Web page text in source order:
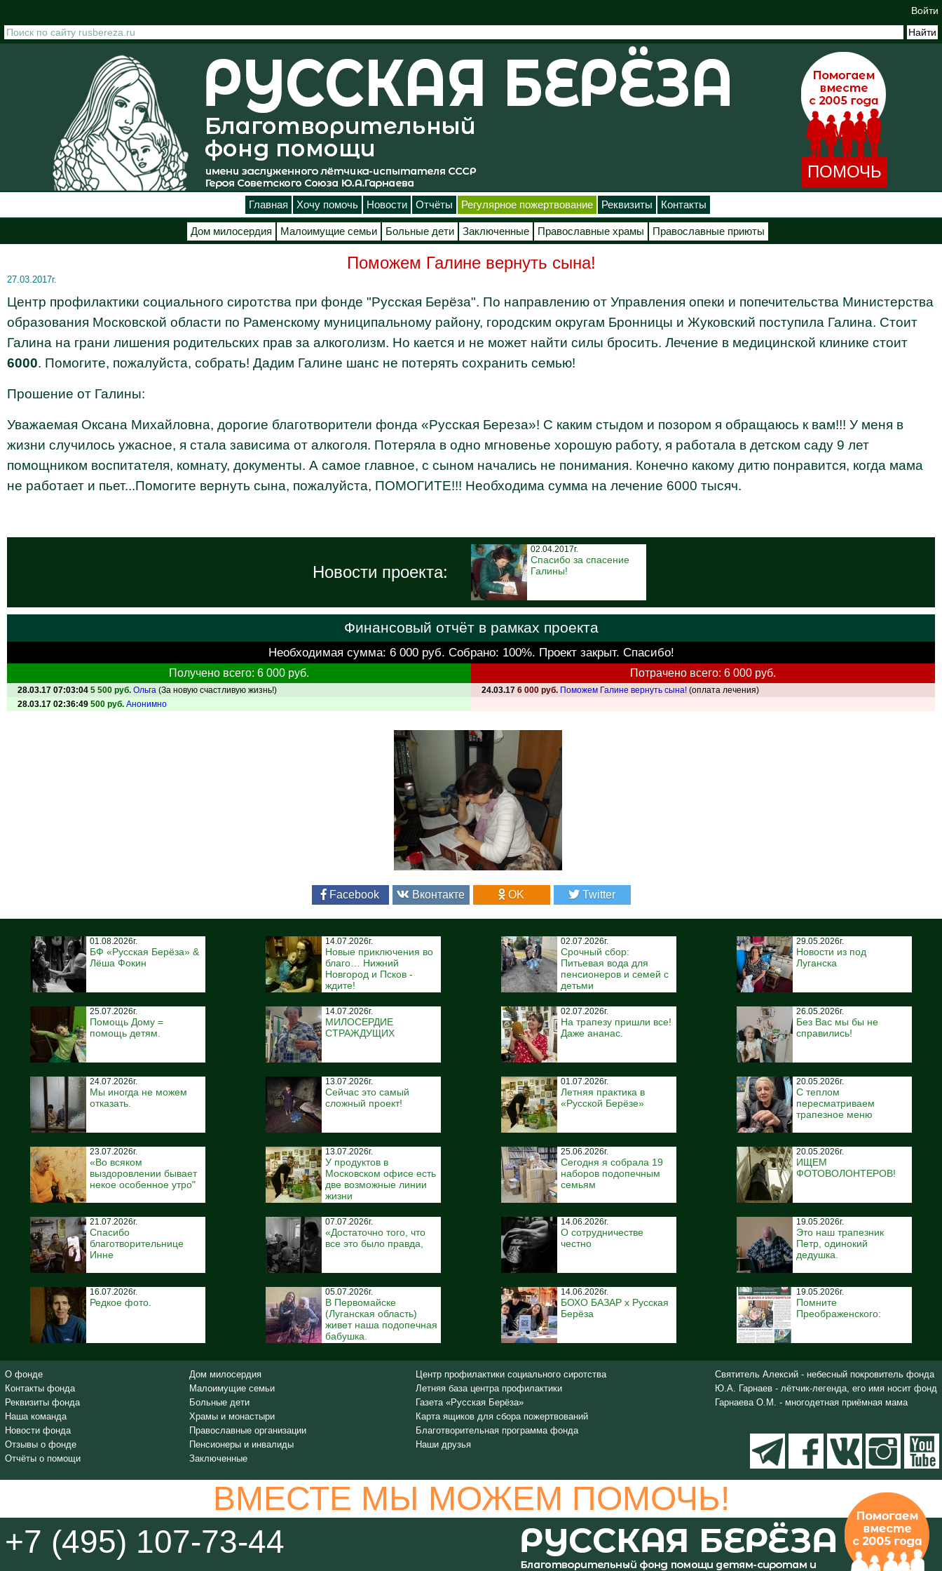
Войти
ПОМОЧЬ
Главная Хочу помочь Новости Отчёты Регулярное пожертвование Реквизиты Контакты
Дом милосердия Малоимущие семьи Больные дети Заключенные Православные храмы Православные приюты
Поможем Галине вернуть сына!
27.03.2017г.
Центр профилактики социального сиротства при фонде "Русская Берёза". По направлению от Управления опеки и попечительства Министерства
образования Московской области по Раменскому муниципальному району, городским округам Бронницы и Жуковский поступила Галина. Стоит
Галина на грани лишения родительских прав за алкоголизм. Но кается и не может найти силы бросить. Лечение в медицинской клинике стоит
6000. Помогите, пожалуйста, собрать! Дадим Галине шанс не потерять сохранить семью!
Прошение от Галины:
Уважаемая Оксана Михайловна, дорогие благотворители фонда «Русская Береза»! С каким стыдом и позором я обращаюсь к вам!!! У меня в
жизни случилось ужасное, я стала зависима от алкоголя. Потеряла в одно мгновенье хорошую работу, я работала в детском саду 9 лет
помощником воспитателя, комнату, документы. А самое главное, с сыном начались не понимания. Конечно какому дитю понравится, когда мама
не работает и пьет...Помогите вернуть сына, пожалуйста, ПОМОГИТЕ!!! Необходима сумма на лечение 6000 тысяч.
Новости проекта:
02.04.2017г.
Спасибо за спасение
Галины!
Финансовый отчёт в рамках проекта
Необходимая сумма: 6 000 руб. Собрано: 100%. Проект закрыт. Спасибо!
Получено всего: 6 000 руб. Потрачено всего: 6 000 руб.
28.03.17 07:03:04 5 500 руб. Ольга (За новую счастливую жизнь!)
28.03.17 02:36:49 500 руб. Анонимно
24.03.17 6 000 руб. Поможем Галине вернуть сына! (оплата лечения)
Facebook Вконтакте OK Twitter
01.08.2026г.
БФ «Русская Берёза» &
Лёша Фокин
25.07.2026г.
Помощь Дому =
помощь детям.
24.07.2026г.
Мы иногда не можем
отказать.
23.07.2026г.
«Во всяком
выздоровлении бывает
некое особенное утро"
21.07.2026г.
Спасибо
благотворительнице
Инне
16.07.2026г.
Редкое фото.
14.07.2026г.
Новые приключения во
благо… Нижний
Новгород и Псков -
ждите!
14.07.2026г.
МИЛОСЕРДИЕ
СТРАЖДУЩИХ
13.07.2026г.
Сейчас это самый
сложный проект!
13.07.2026г.
У продуктов в
Московском офисе есть
две возможные линии
жизни
07.07.2026г.
«Достаточно того, что
все это было правда,
05.07.2026г.
В Первомайске
(Луганская область)
живет наша подопечная
бабушка.
02.07.2026г.
Срочный сбор:
Питьевая вода для
пенсионеров и семей с
детьми
02.07.2026г.
На трапезу пришли все!
Даже ананас.
01.07.2026г.
Летняя практика в
«Русской Берёзе»
25.06.2026г.
Сегодня я собрала 19
наборов подопечным
семьям
14.06.2026г.
О сотрудничестве
честно
14.06.2026г.
БОХО БАЗАР x Русская
Берёза
29.05.2026г.
Новости из под
Луганска
26.05.2026г.
Без Вас мы бы не
справились!
20.05.2026г.
С теплом
пересматриваем
трапезное меню
20.05.2026г.
ИЩЕМ
ФОТОВОЛОНТЕРОВ!
19.05.2026г.
Это наш трапезник
Петр, одинокий
дедушка.
19.05.2026г.
Помните
Преображенского:
О фонде
Контакты фонда
Реквизиты фонда
Наша команда
Новости фонда
Отзывы о фонде
Отчёты о помощи
Дом милосердия
Малоимущие семьи
Больные дети
Храмы и монастыри
Православные организации
Пенсионеры и инвалиды
Заключенные
Центр профилактики социального сиротства
Летняя база центра профилактики
Газета «Русская Берёза»
Карта ящиков для сбора пожертвований
Благотворительная программа фонда
Наши друзья
Святитель Алексий - небесный покровитель фонда
Ю.А. Гарнаев - лётчик-легенда, его имя носит фонд
Гарнаева О.М. - многодетная приёмная мама
+7 (495) 107-73-44
ВМЕСТЕ МЫ МОЖЕМ ПОМОЧЬ!